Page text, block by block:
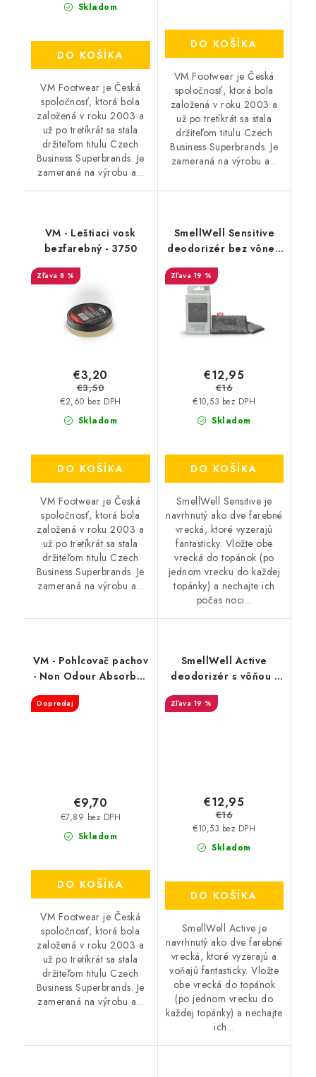
Skladom
DO KOŠÍKA
VM Footwear je Česká
spoločnosť, ktorá bola
založená v roku 2003 a
už po tretíkrát sa stala
držiteľom titulu Czech
Business Superbrands. Je
zameraná na výrobu a...
DO KOŠÍKA
VM Footwear je Česká
spoločnosť, ktorá bola
založená v roku 2003 a
už po tretíkrát sa stala
držiteľom titulu Czech
Business Superbrands. Je
zameraná na výrobu a...
VM - Leštiaci vosk
bezfarebný - 3750
8 %
Skladom
€2,60 bez DPH
€3,20
€3,50
DO KOŠÍKA
VM Footwear je Česká
spoločnosť, ktorá bola
založená v roku 2003 a
už po tretíkrát sa stala
držiteľom titulu Czech
Business Superbrands. Je
zameraná na výrobu a...
SmellWell Sensitive
deodorizér bez vône -
Grey
19 %
Skladom
€10,53 bez DPH
€12,95
€16
DO KOŠÍKA
SmellWell Sensitive je
navrhnutý ako dve farebné
vrecká, ktoré vyzerajú
fantasticky. Vložte obe
vrecká do topánok (po
jednom vrecku do každej
topánky) a nechajte ich
počas noci...
VM - Pohlcovač pachov
- Non Odour Absorber
Dopredaj
Skladom
€7,89 bez DPH
€9,70
DO KOŠÍKA
VM Footwear je Česká
spoločnosť, ktorá bola
založená v roku 2003 a
už po tretíkrát sa stala
držiteľom titulu Czech
Business Superbrands. Je
zameraná na výrobu a...
SmellWell Active
deodorizér s vôňou -
19 %
Skladom
€10,53 bez DPH
€12,95
€16
DO KOŠÍKA
SmellWell Active je
navrhnutý ako dve farebné
vrecká, ktoré vyzerajú a
voňajú fantasticky. Vložte
obe vrecká do topánok
(po jednom vrecku do
každej topánky) a nechajte
ich...